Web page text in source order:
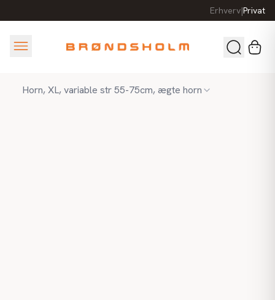
Erhverv|Privat
Horn, XL, variable str 55-75cm, ægte horn